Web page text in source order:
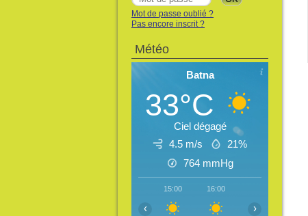
Mot de passe oublié ?
Pas encore inscrit ?
Météo
Batna
33°C
Ciel dégagé
4.5 m/s
21%
764 mmHg
15:00 16:00
‹ ›